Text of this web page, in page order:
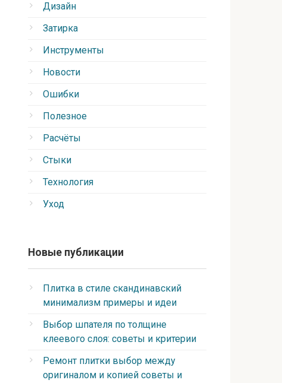
Дизайн
Затирка
Инструменты
Новости
Ошибки
Полезное
Расчёты
Стыки
Технология
Уход
Новые публикации
Плитка в стиле скандинавский
минимализм примеры и идеи
Выбор шпателя по толщине
клеевого слоя: советы и критерии
Ремонт плитки выбор между
оригиналом и копией советы и